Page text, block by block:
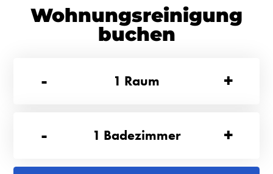
Wohnungsreinigung
buchen
-
1 Raum +
- 1 Badezimmer +